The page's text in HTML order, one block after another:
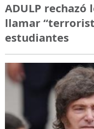
ADULP
llamar
estudiantes